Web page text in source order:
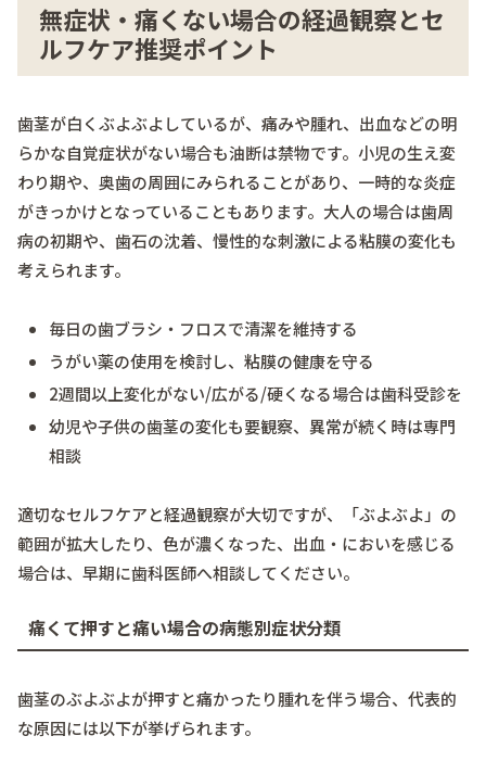
無症状・痛くない場合の経過観察とセ
ルフケア推奨ポイント
歯茎が白くぶよぶよしているが、痛みや腫れ、出血などの明
らかな自覚症状がない場合も油断は禁物です。小児の生え変
わり期や、奥歯の周囲にみられることがあり、一時的な炎症
がきっかけとなっていることもあります。大人の場合は歯周
病の初期や、歯石の沈着、慢性的な刺激による粘膜の変化も
考えられます。
毎日の歯ブラシ・フロスで清潔を維持する
うがい薬の使用を検討し、粘膜の健康を守る
2週間以上変化がない/広がる/硬くなる場合は歯科受診を
幼児や子供の歯茎の変化も要観察、異常が続く時は専門
相談
適切なセルフケアと経過観察が大切ですが、「ぶよぶよ」の
範囲が拡大したり、色が濃くなった、出血・においを感じる
場合は、早期に歯科医師へ相談してください。
痛くて押すと痛い場合の病態別症状分類
歯茎のぶよぶよが押すと痛かったり腫れを伴う場合、代表的
な原因には以下が挙げられます。